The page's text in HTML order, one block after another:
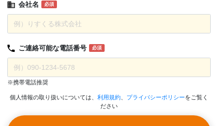
会社名 必須
ご連絡可能な電話番号 必須
※携帯電話推奨
個人情報の取り扱いについては、 利用規約、 プライバシーポリシーをご覧く
ださい